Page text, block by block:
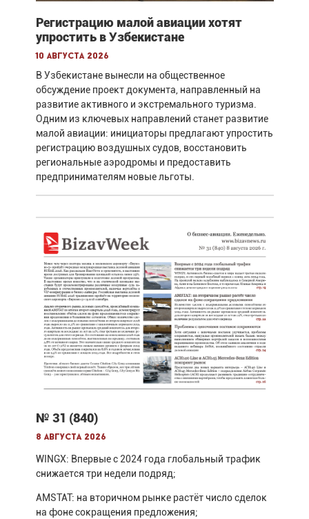
Регистрацию малой авиации хотят
упростить в Узбекистане
10 августа 2026
В Узбекистане вынесли на общественное
обсуждение проект документа, направленный на
развитие активного и экстремального туризма.
Одним из ключевых направлений станет развитие
малой авиации: инициаторы предлагают упростить
регистрацию воздушных судов, восстановить
региональные аэродромы и предоставить
предпринимателям новые льготы.
№ 31 (840)
8 августа 2026
WINGX: Впервые с 2024 года глобальный трафик
снижается три недели подряд;
AMSTAT: на вторичном рынке растёт число сделок
на фоне сокращения предложения;